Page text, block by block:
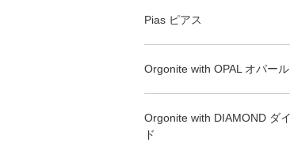
Pias ピアス
Orgonite with OPAL オパール
Orgonite with DIAMOND ダ
ド